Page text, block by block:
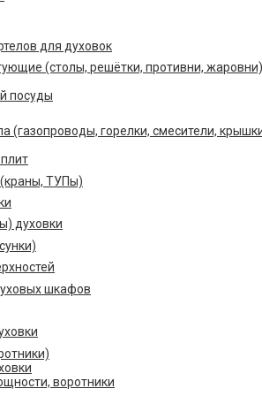
для духовок
(столы, решётки, противни, жаровни)
посуды
(газопроводы, горелки, смесители,
(краны, ТУПы)
духовки
шкафов
воротники